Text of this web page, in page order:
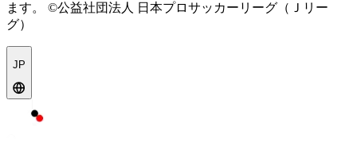
ます。
©公益社団法人 日本プロサッカーリーグ（Ｊリー
グ）
JP